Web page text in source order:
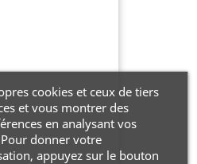
cookies et ceux de tiers
et vous montrer des
en analysant vos
donner votre
appuyez sur le bouton